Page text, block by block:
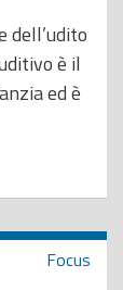
dell’udito
è il
ed è
Focus